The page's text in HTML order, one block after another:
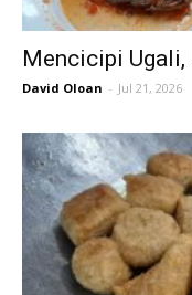
Mencicipi Ugali,
David Oloan - Jul 21, 2026